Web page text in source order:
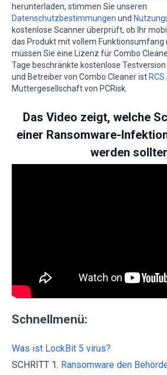
herunterladen, stimmen Sie unseren
Datenschutzbestimmungen und
kostenlose Scanner überprüft, ob Ihr
das Produkt mit vollem Funktionsumfang
müssen Sie eine Lizenz für Combo
Tage beschränkte kostenlose
und Betreiber von Combo Cleaner ist RCS
Muttergesellschaft von PCRisk.
Das Video zeigt, welche
einer Ransomware-
werden
Schnellmenü:
Was ist LockBit 5 virus?
SCHRITT 1. Ransomware den